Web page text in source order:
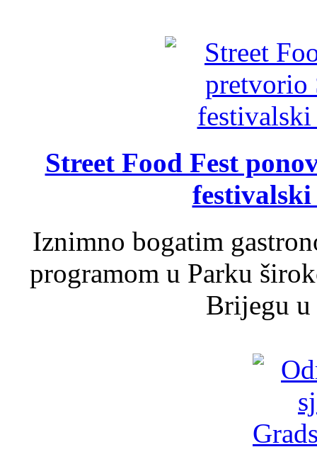
Street Food Fest
Iznimno bogatim
programom u Parku
Brijegu u